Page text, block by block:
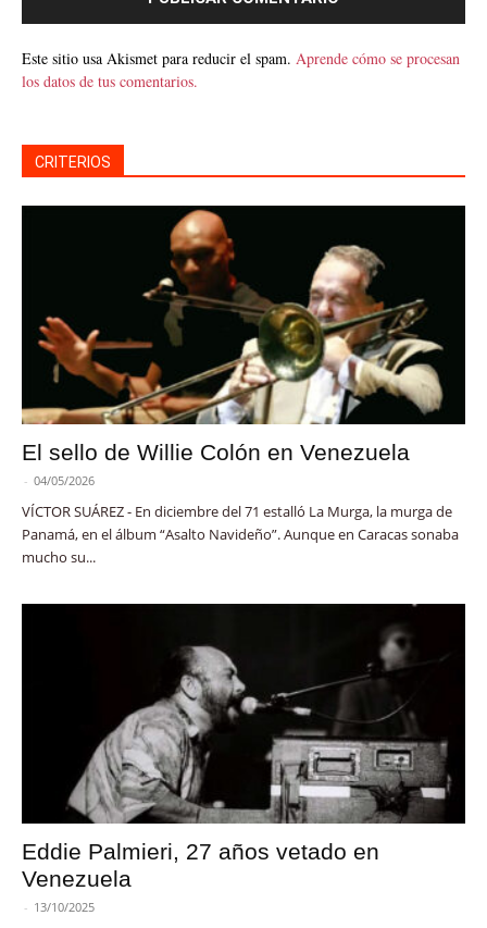
Este sitio usa Akismet para reducir el spam. Aprende cómo se procesan
los datos de tus comentarios.
CRITERIOS
El sello de Willie Colón en Venezuela
- 04/05/2026
VÍCTOR SUÁREZ - En diciembre del 71 estalló La Murga, la murga de
Panamá, en el álbum “Asalto Navideño”. Aunque en Caracas sonaba
mucho su...
Eddie Palmieri, 27 años vetado en
Venezuela
- 13/10/2025